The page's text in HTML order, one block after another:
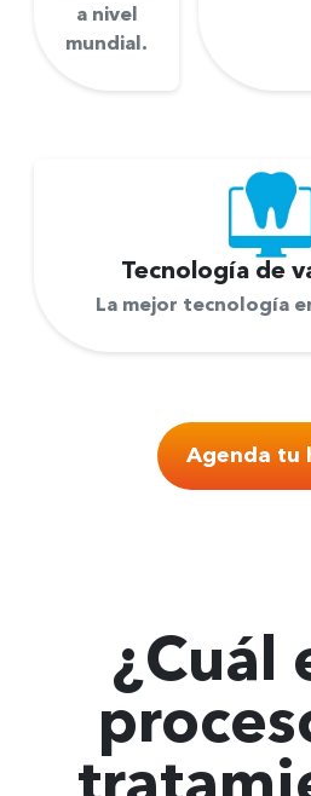
a nivel
mundial.
Tecnología de
La mejor tecnología
Agenda tu
¿Cuál